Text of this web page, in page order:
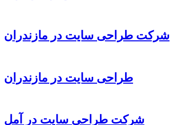
شرکت طراحی سایت در مازندران
طراحی سایت در مازندران
شرکت طراحی سایت در آمل